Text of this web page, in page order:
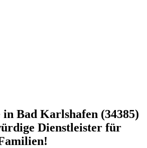
Bad Karlshafen (34385)
Dienstleister für